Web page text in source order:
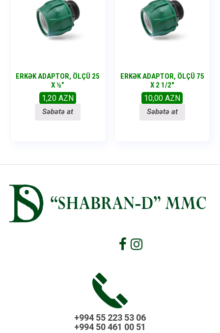
ERKƏK ADAPTOR, ÖLÇÜ 25
X ½”
1,20AZN
Səbətə at
ERKƏK ADAPTOR, ÖLÇÜ 75
X 2 1/2″
10,00AZN
Səbətə at
+994 55 223 53 06
+994 50 461 00 51